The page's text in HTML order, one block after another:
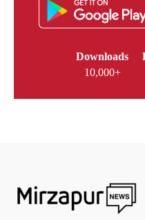
Downloads
10,000+